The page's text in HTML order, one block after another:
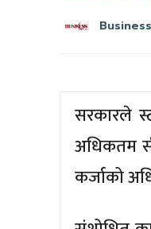
सरकारले
अधिकतम
कर्जाको